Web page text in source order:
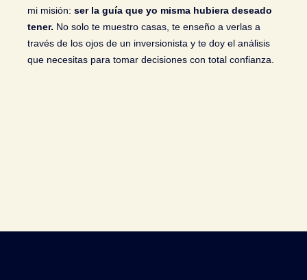
mi misión: ser la guía que yo misma hubiera deseado
tener. No solo te muestro casas, te enseño a verlas a
través de los ojos de un inversionista y te doy el análisis
que necesitas para tomar decisiones con total confianza.